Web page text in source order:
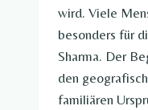
wird. Viele
besonders für
Sharma. Der
den
familiären